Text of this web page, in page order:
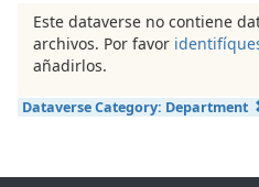
Este dataverse no contiene
archivos. Por favor
añadirlos.
Dataverse Category: Department